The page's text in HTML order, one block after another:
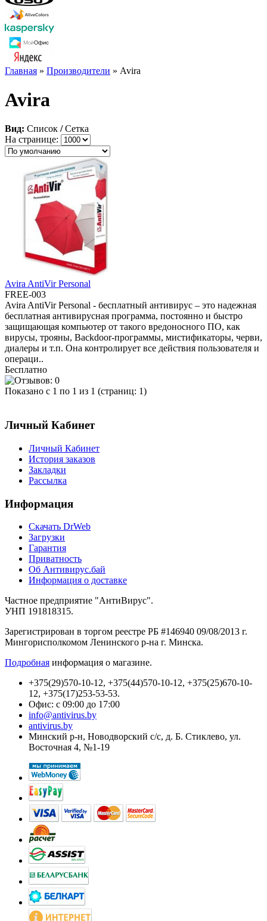
Главная » Производители » Avira
Avira
Вид: Список / Сетка
На странице:
Avira AntiVir Personal
FREE-003
Avira AntiVir Personal - бесплатный антивирус – это надежная
бесплатная антивирусная программа, постоянно и быстро
защищающая компьютер от такого вредоносного ПО, как
вирусы, трояны, Backdoor-программы, мистификаторы, черви,
диалеры и т.п. Она контролирует все действия пользователя и
операци..
Бесплатно
Показано с 1 по 1 из 1 (страниц: 1)
Личный Кабинет
Личный Кабинет
История заказов
Закладки
Рассылка
Информация
Cкачать DrWeb
Загрузки
Гарантия
Приватность
Об Антивирус.бай
Информация о доставке
Частное предприятие "АнтиВирус".
УНП 191818315.
Зарегистрирован в торгом реестре РБ #146940 09/08/2013 г.
Мингорисполкомом Ленинского р-на г. Минска.
Подробная информация о магазине.
+375(29)570-10-12, +375(44)570-10-12, +375(25)670-10-
12, +375(17)253-53-53.
Офис: с 09:00 до 17:00
info@antivirus.by
antivirus.by
Минский р-н, Новодворский с/с, д. Б. Стиклево, ул.
Восточная 4, №1-19